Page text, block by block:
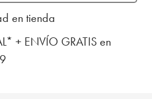
en tienda
+ ENVÍO GRATIS en